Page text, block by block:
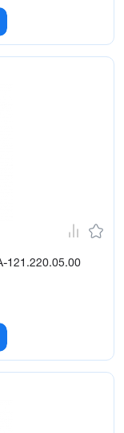
121.220.05.00